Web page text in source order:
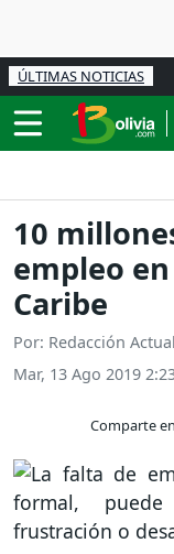
ÚLTIMAS NOTICIAS
10
empleo
Caribe
Por: Redacción
Mar, 13 Ago 2019
Comparte